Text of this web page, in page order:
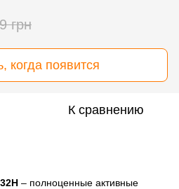
грн
когда появится
К сравнению
– полноценные активные